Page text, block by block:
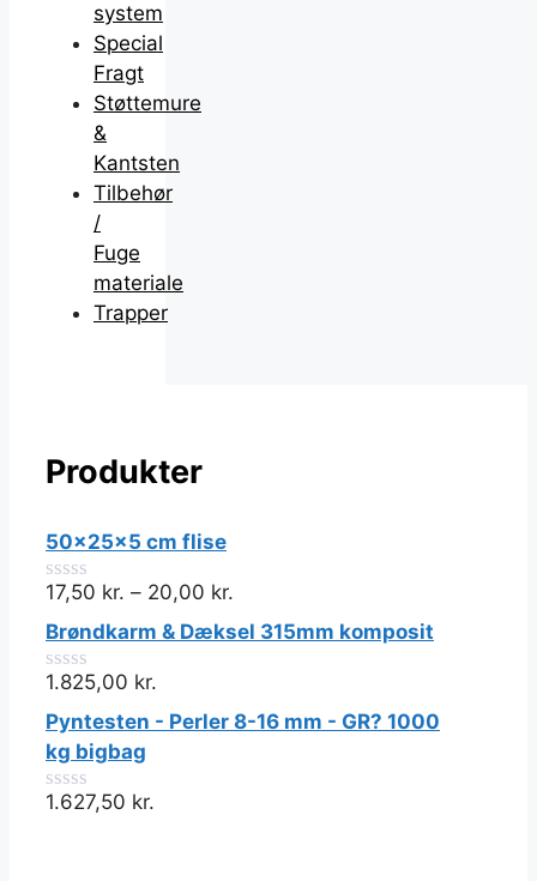
system
Special
Fragt
Støttemure
&
Kantsten
Tilbehør
/
Fuge
materiale
Trapper
Produkter
50x25x5 cm flise
0
ud
af
5
17,50 kr. – 20,00 kr.
Brøndkarm & Dæksel 315mm komposit
0
ud
af
5
1.825,00 kr.
Pyntesten - Perler 8-16 mm - GR? 1000
kg bigbag
0
1.627,50 kr.